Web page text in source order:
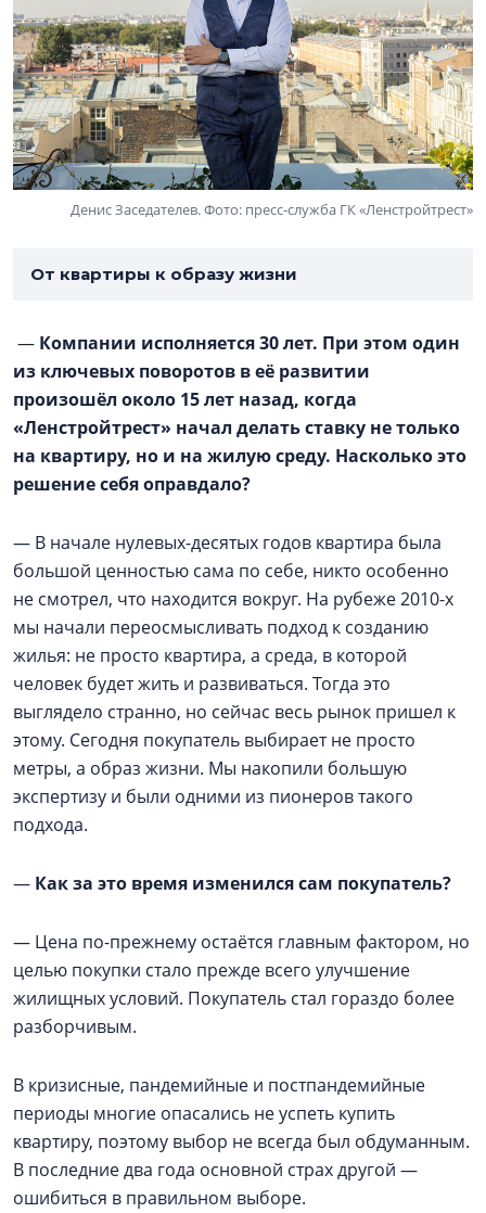
Денис Заседателев. Фото: пресс-служба ГК «Ленстройтрест»
От квартиры к образу жизни
— Компании исполняется 30 лет. При этом один
из ключевых поворотов в её развитии
произошёл около 15 лет назад, когда
«Ленстройтрест» начал делать ставку не только
на квартиру, но и на жилую среду. Насколько это
решение себя оправдало?
— В начале нулевых-десятых годов квартира была
большой ценностью сама по себе, никто особенно
не смотрел, что находится вокруг. На рубеже 2010-х
мы начали переосмысливать подход к созданию
жилья: не просто квартира, а среда, в которой
человек будет жить и развиваться. Тогда это
выглядело странно, но сейчас весь рынок пришел к
этому. Сегодня покупатель выбирает не просто
метры, а образ жизни. Мы накопили большую
экспертизу и были одними из пионеров такого
подхода.
— Как за это время изменился сам покупатель?
— Цена по-прежнему остаётся главным фактором, но
целью покупки стало прежде всего улучшение
жилищных условий. Покупатель стал гораздо более
разборчивым.
В кризисные, пандемийные и постпандемийные
периоды многие опасались не успеть купить
квартиру, поэтому выбор не всегда был обдуманным.
В последние два года основной страх другой —
ошибиться в правильном выборе.